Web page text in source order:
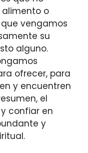
o
vengamos
su
alguno.
ofrecer, para
y encuentren
el
confiar en
y